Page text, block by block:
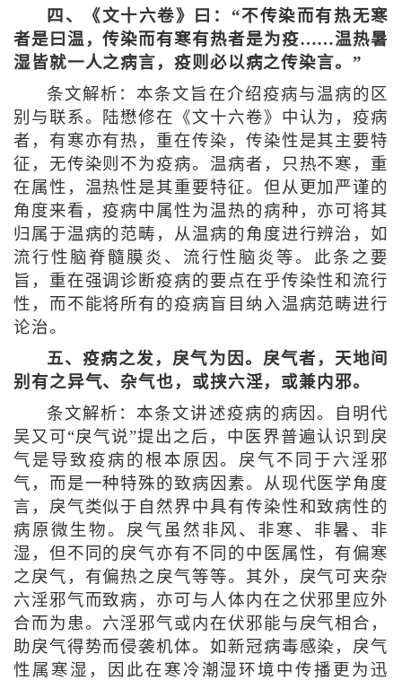
四、《文十六卷》曰：“不传染而有热无寒
者是曰温，传染而有寒有热者是为疫……温热暑
湿皆就一人之病言，疫则必以病之传染言。”
条文解析：本条文旨在介绍疫病与温病的区
别与联系。陆懋修在《文十六卷》中认为，疫病
者，有寒亦有热，重在传染，传染性是其主要特
征，无传染则不为疫病。温病者，只热不寒，重
在属性，温热性是其重要特征。但从更加严谨的
角度来看，疫病中属性为温热的病种，亦可将其
归属于温病的范畴，从温病的角度进行辨治，如
流行性脑脊髓膜炎、流行性脑炎等。此条之要
旨，重在强调诊断疫病的要点在乎传染性和流行
性，而不能将所有的疫病盲目纳入温病范畴进行
论治。
五、疫病之发，戾气为因。戾气者，天地间
别有之异气、杂气也，或挟六淫，或兼内邪。
条文解析：本条文讲述疫病的病因。自明代
吴又可“戾气说”提出之后，中医界普遍认识到戾
气是导致疫病的根本原因。戾气不同于六淫邪
气，而是一种特殊的致病因素。从现代医学角度
言，戾气类似于自然界中具有传染性和致病性的
病原微生物。戾气虽然非风、非寒、非暑、非
湿，但不同的戾气亦有不同的中医属性，有偏寒
之戾气，有偏热之戾气等等。其外，戾气可夹杂
六淫邪气而致病，亦可与人体内在之伏邪里应外
合而为患。六淫邪气或内在伏邪能与戾气相合，
助戾气得势而侵袭机体。如新冠病毒感染，戾气
性属寒湿，因此在寒冷潮湿环境中传播更为迅